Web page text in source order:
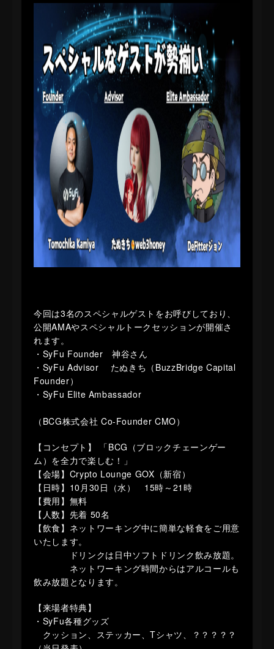
今回は3名のスペシャルゲストをお呼びしており、
公開AMAやスペシャルトークセッションが開催さ
れます。
・SyFu Founder 神谷さん
・SyFu Advisor たぬきち（BuzzBridge Capital
Founder）
・SyFu Elite Ambassador
（BCG株式会社 Co-Founder CMO）
【コンセプト】 「BCG（ブロックチェーンゲー
ム）を全力で楽しむ！」
【会場】Crypto Lounge GOX（新宿）
【日時】10月30日（水） 15時～21時
【費用】無料
【人数】先着 50名
【飲食】ネットワーキング中に簡単な軽食をご用意
いたします。
ドリンクは日中ソフトドリンク飲み放題。
ネットワーキング時間からはアルコールも
飲み放題となります。
【来場者特典】
・SyFu各種グッズ
クッション、ステッカー、Tシャツ、？？？？？